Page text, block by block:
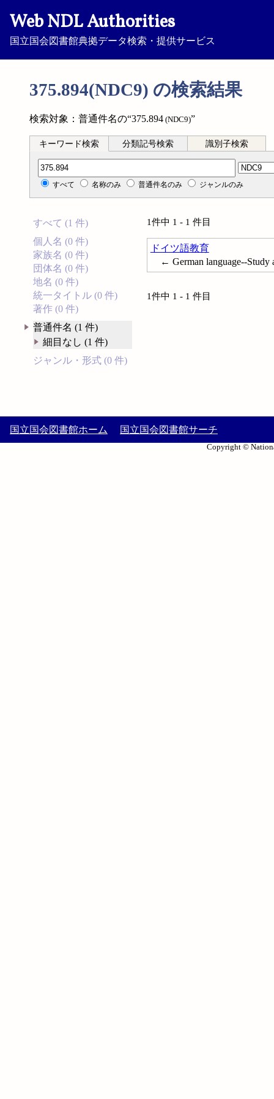
Web NDL Authorities
国立国会図書館典拠データ検索・提供サービス
375.894(NDC9) の検索結果
検索対象：普通件名の“375.894 (NDC9)”
キーワード検索 分類記号検索 識別子検索
分類記号検索
すべて 名称のみ 普通件名のみ ジャンルのみ
すべて (1 件)
個人名 (0 件)
家族名 (0 件)
団体名 (0 件)
地名 (0 件)
統一タイトル (0 件)
著作 (0 件)
普通件名 (1 件)
細目なし (1 件)
ジャンル・形式 (0 件)
1件中 1 - 1 件目
ドイツ語教育
← German language--Study
1件中 1 - 1 件目
国立国会図書館ホーム 国立国会図書館サーチ
Copyright ©